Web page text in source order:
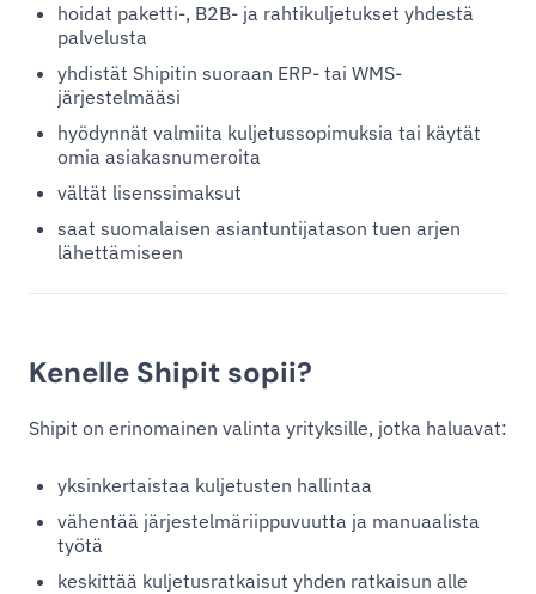
hoidat paketti-, B2B- ja rahtikuljetukset yhdestä
palvelusta
yhdistät Shipitin suoraan ERP- tai WMS-
järjestelmääsi
hyödynnät valmiita kuljetussopimuksia tai käytät
omia asiakasnumeroita
vältät lisenssimaksut
saat suomalaisen asiantuntijatason tuen arjen
lähettämiseen
Kenelle Shipit sopii?
Shipit on erinomainen valinta yrityksille, jotka haluavat:
yksinkertaistaa kuljetusten hallintaa
vähentää järjestelmäriippuvuutta ja manuaalista
työtä
keskittää kuljetusratkaisut yhden ratkaisun alle